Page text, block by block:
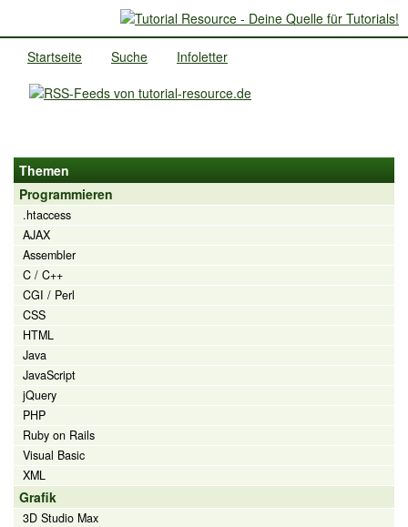
Startseite Suche Infoletter
Themen
Programmieren
.htaccess
AJAX
Assembler
C / C++
CGI / Perl
CSS
HTML
Java
JavaScript
jQuery
PHP
Ruby on Rails
Visual Basic
XML
Grafik
3D Studio Max